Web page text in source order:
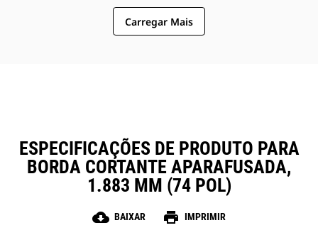
Carregar Mais
ESPECIFICAÇÕES DE PRODUTO PARA
BORDA CORTANTE APARAFUSADA,
1.883 MM (74 POL)
cloud_download BAIXAR print IMPRIMIR